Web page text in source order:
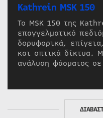
Kathrein MSK 150
Το MSK 150 της
επαγγελματικό
δορυφορικά,
και οπτικά δίκτυα.
ανάλυση φάσματος